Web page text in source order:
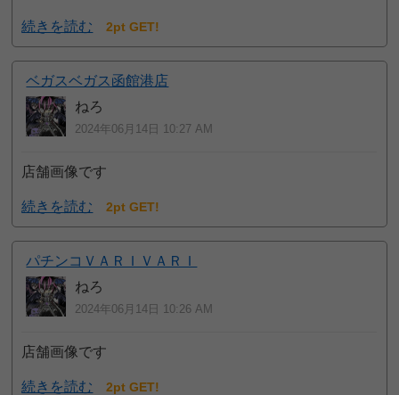
続きを読む 2pt GET!
ベガスベガス函館港店
ねろ
2024年06月14日 10:27 AM
店舗画像です
続きを読む 2pt GET!
パチンコＶＡＲＩＶＡＲＩ
ねろ
2024年06月14日 10:26 AM
店舗画像です
続きを読む 2pt GET!